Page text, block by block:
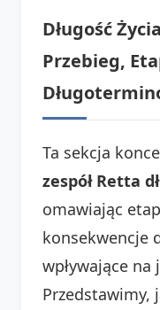
Długość
Przebieg,
Ta sekcja
zespół Retta
omawiając
konsekwencje
wpływające na
Przedstawimy,